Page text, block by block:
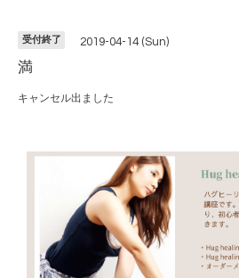
受付終了 2019-04-14 (Sun)
満
キャンセル出ました